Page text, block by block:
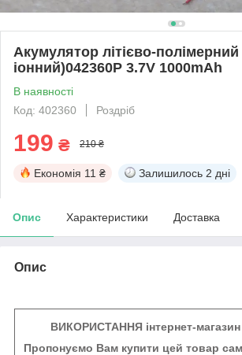
Акумулятор літієво-полімерний
іонний)042360P 3.7V 1000mAh
В наявності
Код: 402360
Роздріб
199 ₴ 210 ₴
Економія 11 ₴ Залишилось 2 дні
Опис Характеристики Доставка
Опис
ВИКОРИСТАННЯ інтернет-
Пропонуємо Вам купити цей товар